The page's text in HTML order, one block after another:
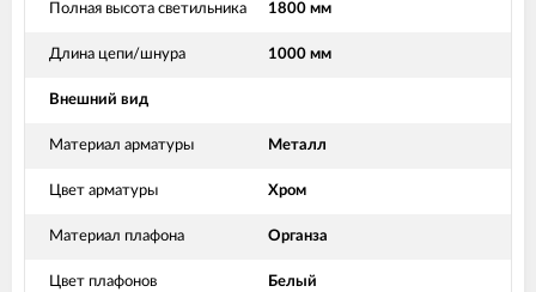
Полная высота светильника 1800 мм
Длина цепи/шнура 1000 мм
Внешний вид
Материал арматуры Металл
Цвет арматуры Хром
Материал плафона Органза
Цвет плафонов Белый